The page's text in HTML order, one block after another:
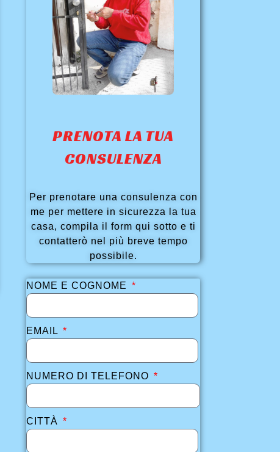
PRENOTA LA TUA
CONSULENZA
Per prenotare una consulenza con
me per mettere in sicurezza la tua
casa, compila il form qui sotto e ti
contatterò nel più breve tempo
possibile.
NOME E COGNOME
EMAIL
NUMERO DI TELEFONO
CITTÀ